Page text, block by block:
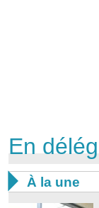
En
 À la une